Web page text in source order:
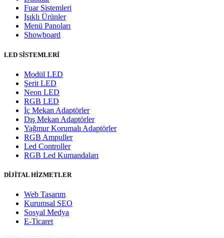
Fuar Sistemleri
Işıklı Ürünler
Menü Panoları
Showboard
LED SİSTEMLERİ
Modül LED
Şerit LED
Neon LED
RGB LED
İç Mekan Adaptörler
Dış Mekan Adaptörler
Yağmur Korumalı Adaptörler
RGB Ampuller
Led Controller
RGB Led Kumandaları
DİJİTAL HİZMETLER
Web Tasarım
Kurumsal SEO
Sosyal Medya
E-Ticaret